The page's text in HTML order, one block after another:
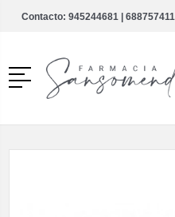
Contacto: 945244681 | 688757411
Menú